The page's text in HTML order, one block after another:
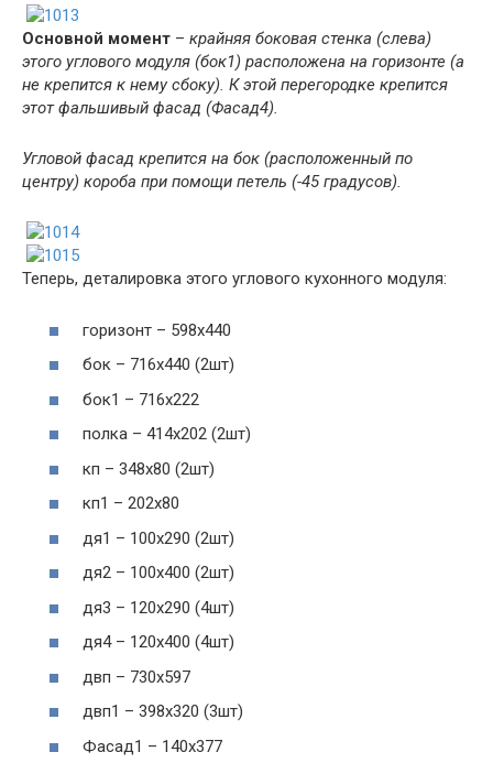
Основной момент – крайняя боковая стенка (слева)
этого углового модуля (бок1) расположена на горизонте (а
не крепится к нему сбоку). К этой перегородке крепится
этот фальшивый фасад (Фасад4).
Угловой фасад крепится на бок (расположенный по
центру) короба при помощи петель (-45 градусов).
Теперь, деталировка этого углового кухонного модуля:
горизонт – 598х440
бок – 716х440 (2шт)
бок1 – 716х222
полка – 414х202 (2шт)
кп – 348х80 (2шт)
кп1 – 202х80
дя1 – 100х290 (2шт)
дя2 – 100х400 (2шт)
дя3 – 120х290 (4шт)
дя4 – 120х400 (4шт)
двп – 730х597
двп1 – 398х320 (3шт)
Фасад1 – 140х377